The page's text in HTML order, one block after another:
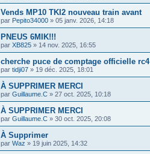
Vends MP10 TKI2 nouveau train avant
par Pepito34000 » 05 janv. 2026, 14:18
PNEUS 6MIK!!!
par XB825 » 14 nov. 2025, 16:55
cherche puce de comptage officielle rc4
par tidji07 » 19 déc. 2025, 18:01
À SUPPRIMER MERCI
par Guillaume.C » 27 oct. 2025, 10:18
À SUPPRIMER MERCI
par Guillaume.C » 30 oct. 2025, 20:08
À Supprimer
par Waz » 19 juin 2025, 14:32